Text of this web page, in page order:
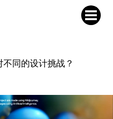
同的设计挑战？